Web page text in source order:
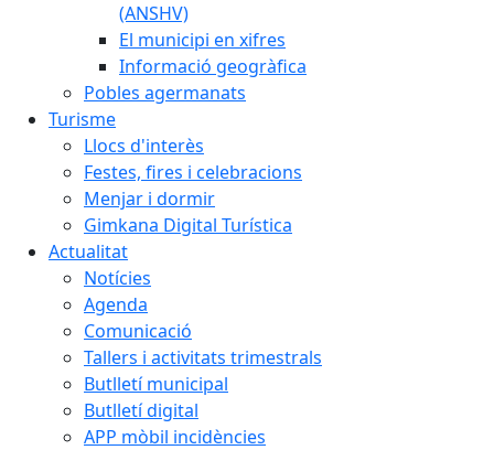
(ANSHV)
El municipi en xifres
Informació geogràfica
Pobles agermanats
Turisme
Llocs d'interès
Festes, fires i celebracions
Menjar i dormir
Gimkana Digital Turística
Actualitat
Notícies
Agenda
Comunicació
Tallers i activitats trimestrals
Butlletí municipal
Butlletí digital
APP mòbil incidències